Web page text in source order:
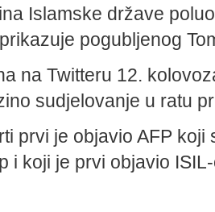
Islamske države
pogubljenog
na Twitteru 12.
sudjelovanje u ratu
prvi je objavio AFP
i koji je prvi objavio